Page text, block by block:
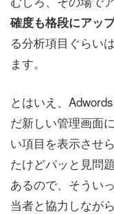
確度も格段にアッ
る分析項目ぐらい
ます。
とはいえ、
だ新しい管理画面
い項目を表示させ
たけどパッと見問
あるので、そうい
当者と協力しなが